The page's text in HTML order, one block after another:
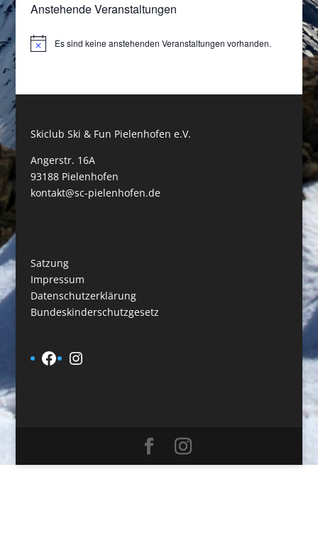
Anstehende Veranstaltungen
HinweisEs sind keine anstehenden Veranstaltungen vorhanden.
Skiclub Ski & Fun Pielenhofen e.V.
Angerstr. 16A
93188 Pielenhofen
kontakt@sc-pielenhofen.de
Satzung
Impressum
Datenschutzerklärung
Bundeskinderschutzgesetz
Facebook
Instagram